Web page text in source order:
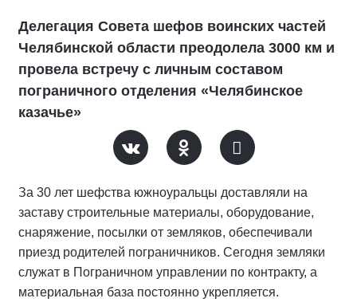
Делегация Совета шефов воинских частей
Челябинской области преодолела 3000 км и
провела встречу с личным составом
пограничного отделения «Челябинское
казачье»
За 30 лет шефства южноуральцы доставляли на
заставу строительные материалы, оборудование,
снаряжение, посылки от земляков, обеспечивали
приезд родителей пограничников. Сегодня земляки
служат в Пограничном управлении по контракту, а
материальная база постоянно укрепляется.